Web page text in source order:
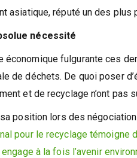
asiatique, réputé un des plus
nécessité
économique fulgurante ces
de déchets. De quoi poser
et de recyclage n’ont pas
position lors des
pour le recyclage témoigne
à la fois l’avenir